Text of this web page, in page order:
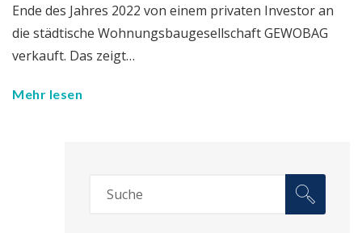
Ende des Jahres 2022 von einem privaten Investor an
die städtische Wohnungsbaugesellschaft GEWOBAG
verkauft. Das zeigt…
Mehr lesen